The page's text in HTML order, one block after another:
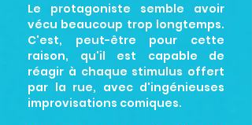
Le protagoniste semble avoir
vécu beaucoup trop longtemps.
C'est, peut-être pour cette
raison, qu'il est capable de
réagir à chaque stimulus offert
par la rue, avec d'ingénieuses
improvisations comiques.